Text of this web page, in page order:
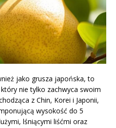
jako grusza japońska, to
nie tylko zachwyca swoim
z Chin, Korei i Japonii,
wysokość do 5
lśniącymi liśćmi oraz